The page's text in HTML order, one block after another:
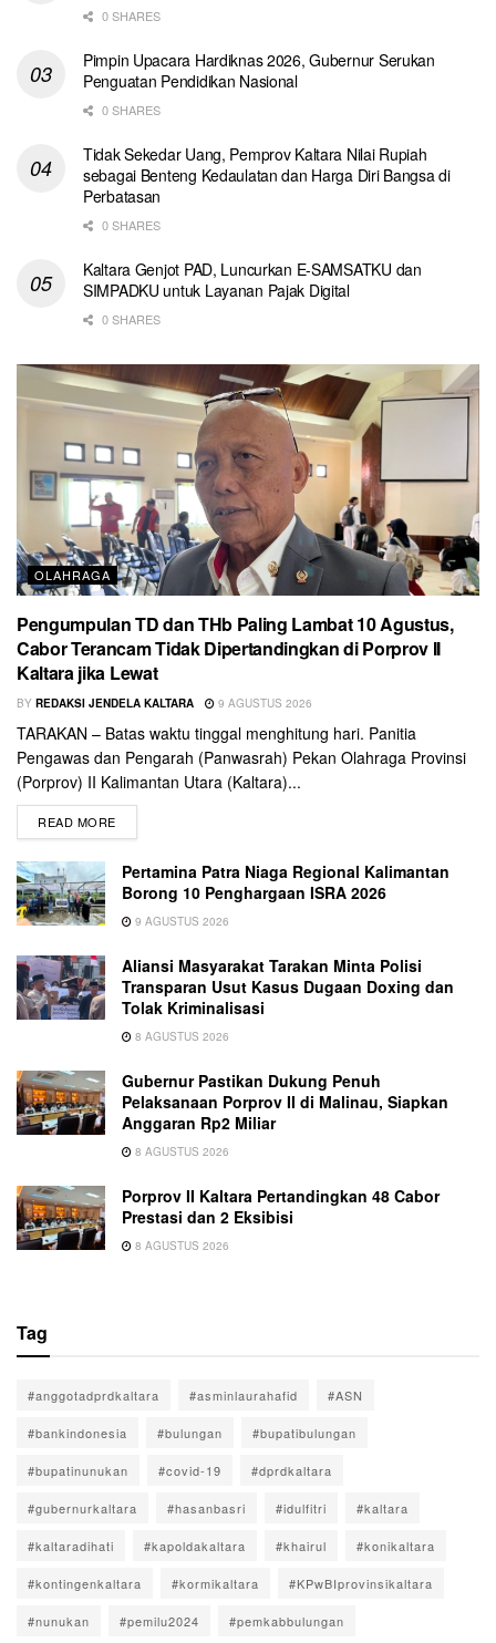
0 SHARES
Pimpin Upacara Hardiknas 2026, Gubernur Serukan
Penguatan Pendidikan Nasional
0 SHARES
Tidak Sekedar Uang, Pemprov Kaltara Nilai Rupiah
sebagai Benteng Kedaulatan dan Harga Diri Bangsa di
Perbatasan
0 SHARES
Kaltara Genjot PAD, Luncurkan E-SAMSATKU dan
SIMPADKU untuk Layanan Pajak Digital
0 SHARES
OLAHRAGA
Pengumpulan TD dan THb Paling Lambat 10 Agustus,
Cabor Terancam Tidak Dipertandingkan di Porprov II
Kaltara jika Lewat
BY REDAKSI JENDELA KALTARA 9 AGUSTUS 2026
TARAKAN – Batas waktu tinggal menghitung hari. Panitia
Pengawas dan Pengarah (Panwasrah) Pekan Olahraga Provinsi
(Porprov) II Kalimantan Utara (Kaltara)...
READ MORE
Pertamina Patra Niaga Regional Kalimantan
Borong 10 Penghargaan ISRA 2026
9 AGUSTUS 2026
Aliansi Masyarakat Tarakan Minta Polisi
Transparan Usut Kasus Dugaan Doxing dan
Tolak Kriminalisasi
8 AGUSTUS 2026
Gubernur Pastikan Dukung Penuh
Pelaksanaan Porprov II di Malinau, Siapkan
Anggaran Rp2 Miliar
8 AGUSTUS 2026
Porprov II Kaltara Pertandingkan 48 Cabor
Prestasi dan 2 Eksibisi
8 AGUSTUS 2026
Tag
#anggotadprdkaltara #asminlaurahafid #ASN
#bankindonesia #bulungan #bupatibulungan
#bupatinunukan #covid-19 #dprdkaltara
#gubernurkaltara #hasanbasri #idulfitri #kaltara
#kaltaradihati #kapoldakaltara #khairul #konikaltara
#kontingenkaltara #kormikaltara #KPwBIprovinsikaltara
#nunukan #pemilu2024 #pemkabbulungan